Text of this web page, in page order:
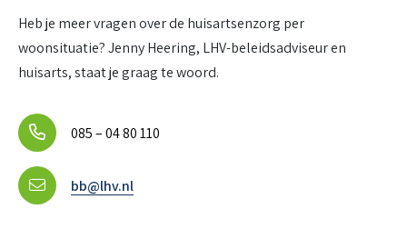
Heb je meer vragen over de huisartsenzorg per
woonsituatie? Jenny Heering, LHV-beleidsadviseur en
huisarts, staat je graag te woord.
085 – 04 80 110
bb@lhv.nl